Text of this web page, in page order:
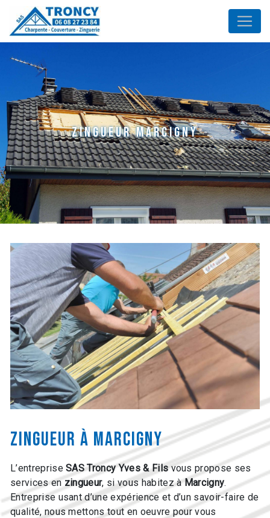
Panneau de gestion des cookies
zingueur Marcigny
zingueur à Marcigny
L’entrepriseSAS Troncy Yves & Filsvous propose ses
services enzingueur, si vous habitez àMarcigny.
Entreprise usant d’une expérience et d’un savoir-faire de
qualité, nous mettons tout en oeuvre pour vous